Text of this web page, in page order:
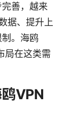
善，越来
据、提升上
。海鸥
局在这类需
VPN